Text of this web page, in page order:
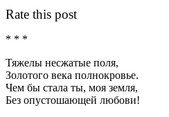
Rate this post
* * *
Тяжелы несжатые поля,
Золотого века полнокровье.
Чем бы стала ты, моя земля,
Без опустошающей любови!